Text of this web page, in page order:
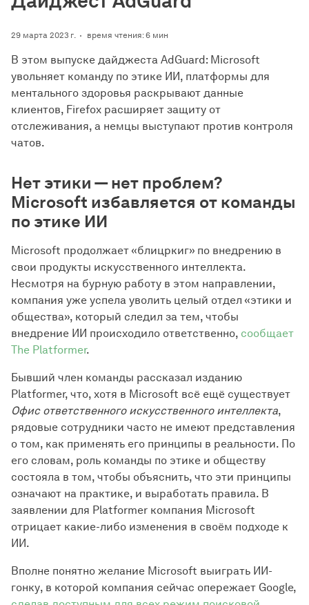
29 марта 2023 г. время чтения: 6 мин
В этом выпуске дайджеста AdGuard: Microsoft
увольняет команду по этике ИИ, платформы для
ментального здоровья раскрывают данные
клиентов, Firefox расширяет защиту от
отслеживания, а немцы выступают против контроля
чатов.
Нет этики — нет проблем?
Microsoft избавляется от команды
по этике ИИ
Microsoft продолжает «блицркиг» по внедрению в
свои продукты искусственного интеллекта.
Несмотря на бурную работу в этом направлении,
компания уже успела уволить целый отдел «этики и
общества», который следил за тем, чтобы
внедрение ИИ происходило ответственно, сообщает
The Platformer.
Бывший член команды рассказал изданию
Platformer, что, хотя в Microsoft всё ещё существует
Офис ответственного искусственного интеллекта,
рядовые сотрудники часто не имеют представления
о том, как применять его принципы в реальности. По
его словам, роль команды по этике и обществу
состояла в том, чтобы объяснить, что эти принципы
означают на практике, и выработать правила. В
заявлении для Platformer компания Microsoft
отрицает какие-либо изменения в своём подходе к
ИИ.
Вполне понятно желание Microsoft выиграть ИИ-
гонку, в которой компания сейчас опережает Google,